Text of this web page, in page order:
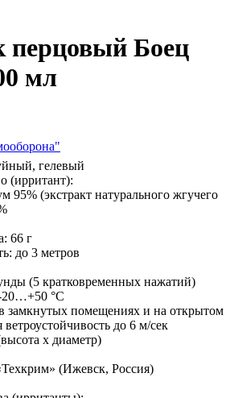
перцовый Боец
мл
гелевый
(ирритант):
95% (экстракт натурального жгучего
66 г
до 3 метров
(5 кратковременных нажатий)
-20…+50 °С
замкнутых помещениях и на открытом
до 6 м/сек
x диаметр)
(Ижевск, Россия)